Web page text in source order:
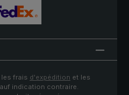
les frais d'expédition et les
indication contraire.